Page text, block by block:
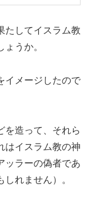
たしてイスラム教
うか。
イメージしたので
を造って、それら
はイスラム教の神
ッラーの偽者であ
れません）。